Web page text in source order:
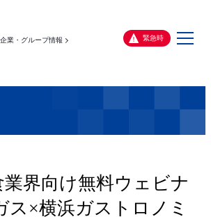
企業・グループ情報 緊急時
メ
業界向け無料ウェビナ
ス×横浜ガストロノミ